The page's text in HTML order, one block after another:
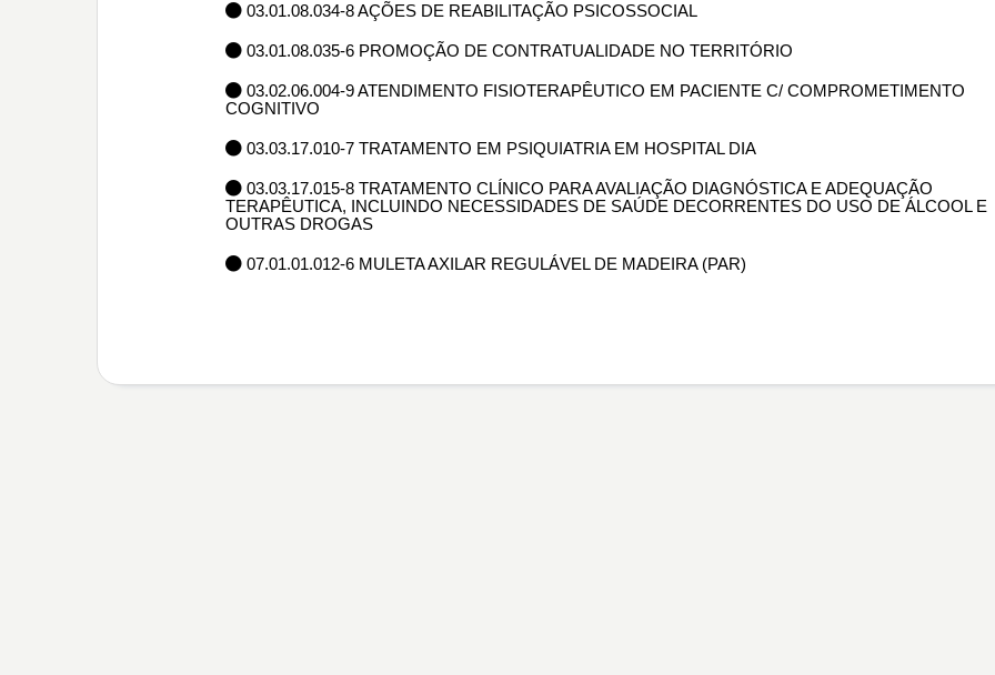
03.01.08.034-8 AÇÕES DE REABILITAÇÃO PSICOSSOCIAL
03.01.08.035-6 PROMOÇÃO DE CONTRATUALIDADE NO TERRITÓRIO
03.02.06.004-9 ATENDIMENTO FISIOTERAPÊUTICO EM PACIENTE C/ COMPROMETIMENTO
COGNITIVO
03.03.17.010-7 TRATAMENTO EM PSIQUIATRIA EM HOSPITAL DIA
03.03.17.015-8 TRATAMENTO CLÍNICO PARA AVALIAÇÃO DIAGNÓSTICA E ADEQUAÇÃO
TERAPÊUTICA, INCLUINDO NECESSIDADES DE SAÚDE DECORRENTES DO USO DE ÁLCOOL E
OUTRAS DROGAS
07.01.01.012-6 MULETA AXILAR REGULÁVEL DE MADEIRA (PAR)